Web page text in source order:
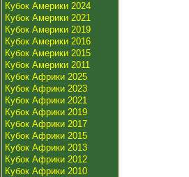
Кубок Америки 2024
Кубок Америки 2021
Кубок Америки 2019
Кубок Америки 2016
Кубок Америки 2015
Кубок Америки 2011
Кубок Африки 2025
Кубок Африки 2023
Кубок Африки 2021
Кубок Африки 2019
Кубок Африки 2017
Кубок Африки 2015
Кубок Африки 2013
Кубок Африки 2012
Кубок Африки 2010